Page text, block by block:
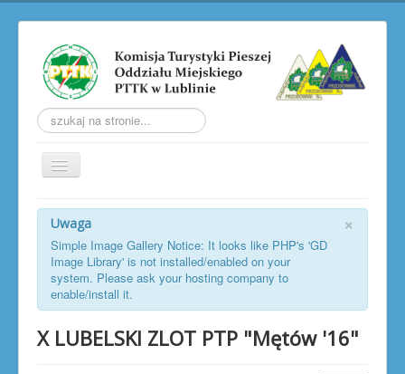
Szukaj...
Przełącz
nawigację
AKTUALNOŚCI
O KOMISJI
TRW
LUBELSKIE ZLOTY PTP
LUBELSKIE JESIENNE ZŁAZY
×
Uwaga
Simple Image Gallery Notice: It looks like PHP's 'GD
Image Library' is not installed/enabled on your
system. Please ask your hosting company to
enable/install it.
X LUBELSKI ZLOT PTP "Mętów '16"